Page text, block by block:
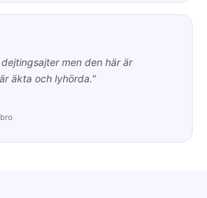
men den här är
äkta och lyhörda."